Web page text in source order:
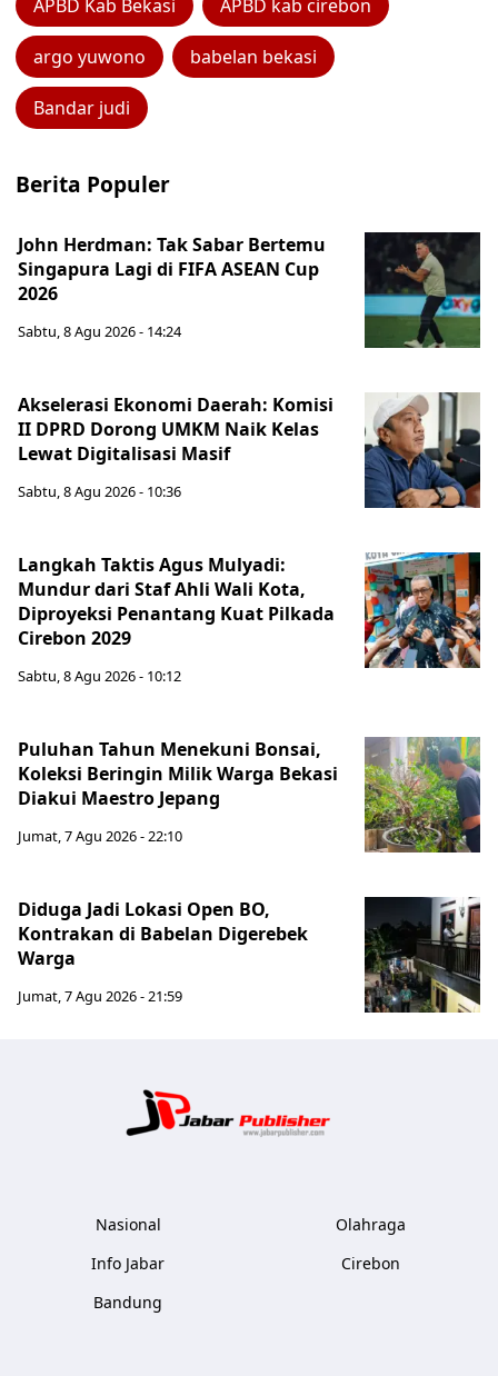
APBD Kab Bekasi APBD kab cirebon
argo yuwono babelan bekasi
Bandar judi
Berita Populer
John Herdman: Tak Sabar Bertemu
Singapura Lagi di FIFA ASEAN Cup
2026
Sabtu, 8 Agu 2026 - 14:24
Akselerasi Ekonomi Daerah: Komisi
II DPRD Dorong UMKM Naik Kelas
Lewat Digitalisasi Masif
Sabtu, 8 Agu 2026 - 10:36
Langkah Taktis Agus Mulyadi:
Mundur dari Staf Ahli Wali Kota,
Diproyeksi Penantang Kuat Pilkada
Cirebon 2029
Sabtu, 8 Agu 2026 - 10:12
Puluhan Tahun Menekuni Bonsai,
Koleksi Beringin Milik Warga Bekasi
Diakui Maestro Jepang
Jumat, 7 Agu 2026 - 22:10
Diduga Jadi Lokasi Open BO,
Kontrakan di Babelan Digerebek
Warga
Jumat, 7 Agu 2026 - 21:59
Nasional
Info Jabar
Bandung
Olahraga
Cirebon